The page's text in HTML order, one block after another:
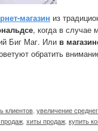
магазин из
, когда в случае
Биг Маг. Или в
обратить
клиентов увеличение
хиты продаж купить